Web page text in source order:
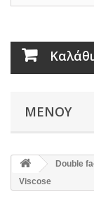
ΜΕΝΟΎ
Double
Viscose